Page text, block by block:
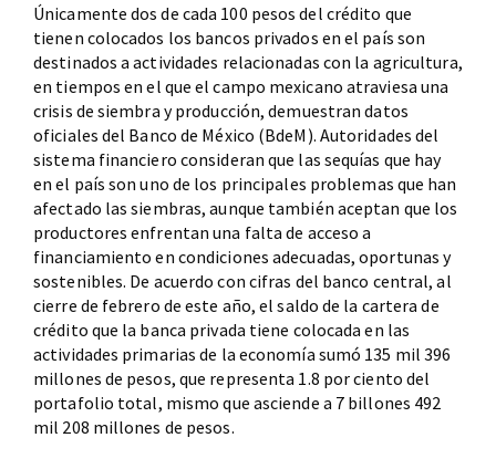
Únicamente dos de cada 100 pesos del crédito que
tienen colocados los bancos privados en el país son
destinados a actividades relacionadas con la agricultura,
en tiempos en el que el campo mexicano atraviesa una
crisis de siembra y producción, demuestran datos
oficiales del Banco de México (BdeM). Autoridades del
sistema financiero consideran que las sequías que hay
en el país son uno de los principales problemas que han
afectado las siembras, aunque también aceptan que los
productores enfrentan una falta de acceso a
financiamiento en condiciones adecuadas, oportunas y
sostenibles. De acuerdo con cifras del banco central, al
cierre de febrero de este año, el saldo de la cartera de
crédito que la banca privada tiene colocada en las
actividades primarias de la economía sumó 135 mil 396
millones de pesos, que representa 1.8 por ciento del
portafolio total, mismo que asciende a 7 billones 492
mil 208 millones de pesos.